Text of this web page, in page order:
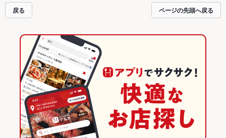
中です。友達どうしの飲み会にも、会社の宴会にも、デートやパーティーにも
お得に便利にホットペッパーグルメをご利用ください。
戻る ページの先頭へ戻る